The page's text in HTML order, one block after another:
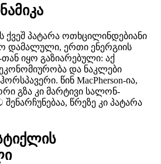
ქვეშ პატარა ოთხცილინდებიანი
დამალული, ერთი ენერგიის
იყო გაზიარებული: აქ
და ნაკლები
წინ MacPherson-ია,
გზა კი მარტივი სალონ-
წრეზე კი პატარა